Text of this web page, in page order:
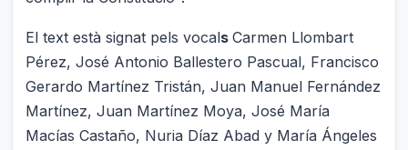
El text està signat pels vocalsCarmen Llombart
Pérez, José Antonio Ballestero Pascual, Francisco
Gerardo Martínez Tristán, Juan Manuel Fernández
Martínez, Juan Martínez Moya, José María
Macías Castaño, Nuria Díaz Abad y María Ángeles